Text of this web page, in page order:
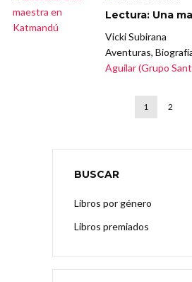
Lectura: Una
Vicki Subirana
Aventuras,
Aguilar (Grupo
1 2
BUSCAR
Libros por género
Libros premiados